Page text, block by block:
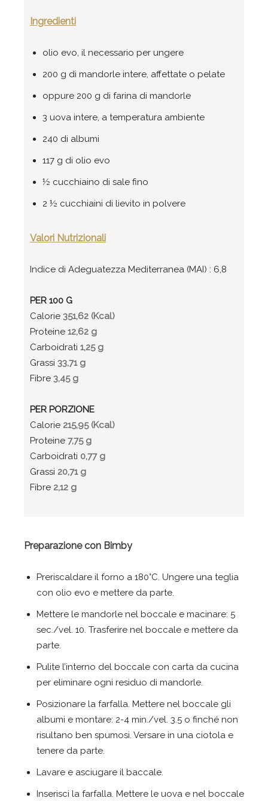
Ingredienti
olio evo, il necessario per ungere
200 g di mandorle intere, affettate o pelate
oppure 200 g di farina di mandorle
3 uova intere, a temperatura ambiente
240 di albumi
117 g di olio evo
½ cucchiaino di sale fino
2 ½ cucchiaini di lievito in polvere
Valori Nutrizionali
Indice di Adeguatezza Mediterranea (MAI) : 6,8
PER 100 G
Calorie 351,62 (Kcal)
Proteine 12,62 g
Carboidrati 1,25 g
Grassi 33,71 g
Fibre 3,45 g
PER PORZIONE
Calorie 215,95 (Kcal)
Proteine 7,75 g
Carboidrati 0,77 g
Grassi 20,71 g
Fibre 2,12 g
Preparazione con Bimby
Preriscaldare il forno a 180°C. Ungere una teglia
con olio evo e mettere da parte.
Mettere le mandorle nel boccale e macinare: 5
sec./vel. 10. Trasferire nel boccale e mettere da
parte.
Pulite l’interno del boccale con carta da cucina
per eliminare ogni residuo di mandorle.
Posizionare la farfalla. Mettere nel boccale gli
albumi e montare: 2-4 min./vel. 3.5 o finché non
risultano ben spumosi. Versare in una ciotola e
tenere da parte.
Lavare e asciugare il baccale.
Inserisci la farfalla. Mettere le uova e nel boccale